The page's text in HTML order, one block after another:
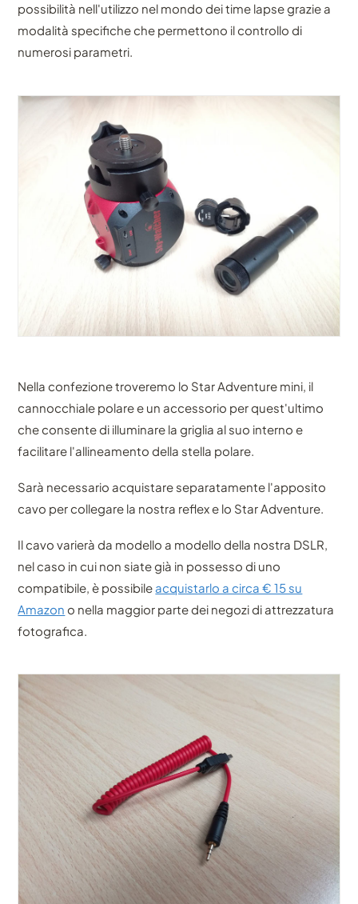
possibilità nell'utilizzo nel mondo dei time lapse grazie a
modalità specifiche che permettono il controllo di
numerosi parametri.
Nella confezione troveremo lo Star Adventure mini, il
cannocchiale polare e un accessorio per quest'ultimo
che consente di illuminare la griglia al suo interno e
facilitare l'allineamento della stella polare.
Sarà necessario acquistare separatamente l'apposito
cavo per collegare la nostra reflex e lo Star Adventure.
Il cavo varierà da modello a modello della nostra DSLR,
nel caso in cui non siate già in possesso di uno
compatibile, è possibile acquistarlo a circa € 15 su
Amazon o nella maggior parte dei negozi di attrezzatura
fotografica.